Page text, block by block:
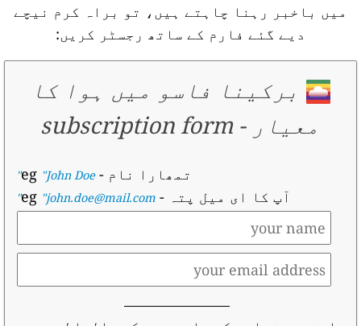
میں باخبر رہنا چاہتے ہیں، تو براہ کرم نیچے
دیے گئے فارم کے ساتھ رجسٹر کریں:
برکینا فاسو میں ہوا کا
معیار -
subscription form
تمھارا نام- eg
"John Doe"
آپ کا ای میل پتہ- eg
"john.doe@mail.com"